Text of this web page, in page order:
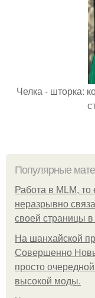
Челка - шторка:
Популярные
Работа в MLM, то
неразрывно
своей страницы в
На шанхайской
Совершенно
просто
высокой моды.